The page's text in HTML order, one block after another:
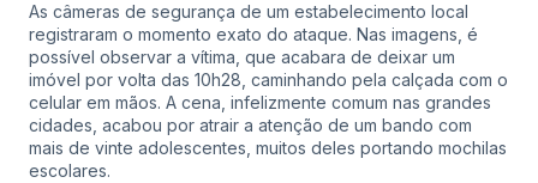
As câmeras de segurança de um estabelecimento local
registraram o momento exato do ataque. Nas imagens, é
possível observar a vítima, que acabara de deixar um
imóvel por volta das 10h28, caminhando pela calçada com o
celular em mãos. A cena, infelizmente comum nas grandes
cidades, acabou por atrair a atenção de um bando com
mais de vinte adolescentes, muitos deles portando mochilas
escolares.